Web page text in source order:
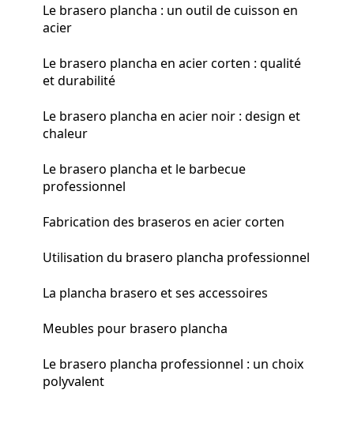
Le brasero plancha : un outil de cuisson en
acier
Le brasero plancha en acier corten : qualité
et durabilité
Le brasero plancha en acier noir : design et
chaleur
Le brasero plancha et le barbecue
professionnel
Fabrication des braseros en acier corten
Utilisation du brasero plancha professionnel
La plancha brasero et ses accessoires
Meubles pour brasero plancha
Le brasero plancha professionnel : un choix
polyvalent